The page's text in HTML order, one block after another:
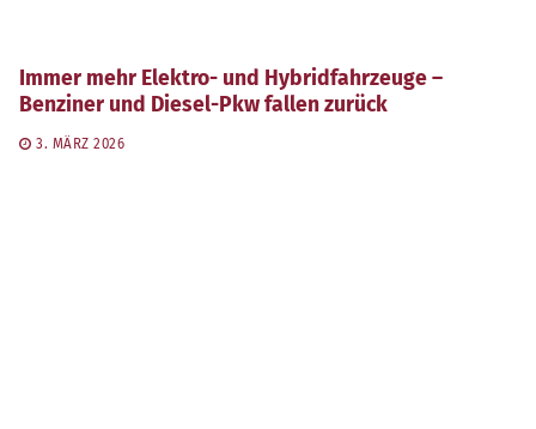
Immer mehr Elektro- und Hybridfahrzeuge –
Benziner und Diesel-Pkw fallen zurück
3. MÄRZ 2026